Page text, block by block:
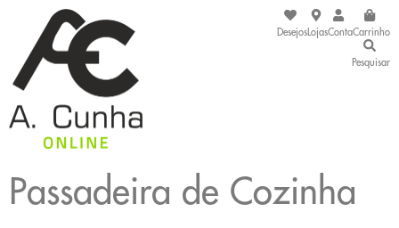
DesejosLojasContaCarrinho
Pesquisar
Passadeira de Cozinha